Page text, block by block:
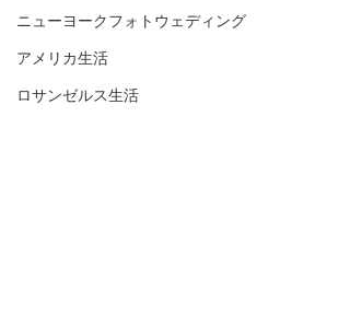
ニューヨークフォトウェディング
アメリカ生活
ロサンゼルス生活